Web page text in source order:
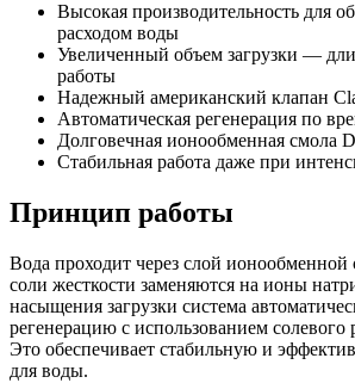
Высокая производительность для
расходом воды
Увеличенный объем загрузки —
работы
Надежный американский клапан
Автоматическая регенерация по
Долговечная ионообменная смола
Стабильная работа даже при
Принцип работы
Вода проходит через слой
соли жесткости заменяются на ионы
насыщения загрузки система
регенерацию с использованием солевого
Это обеспечивает стабильную и
для воды.